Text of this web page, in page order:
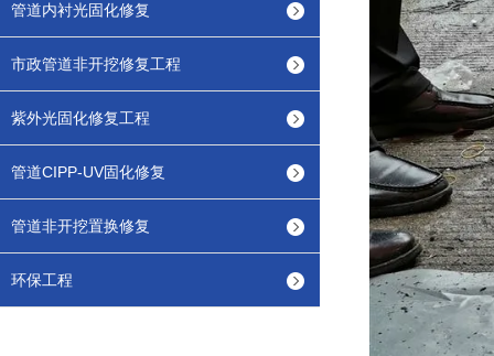
管道内衬光固化修复
市政管道非开挖修复工程
紫外光固化修复工程
管道CIPP-UV固化修复
管道非开挖置换修复
环保工程